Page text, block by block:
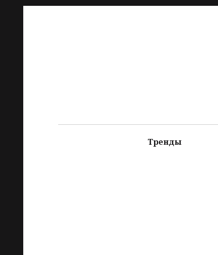
Тренды